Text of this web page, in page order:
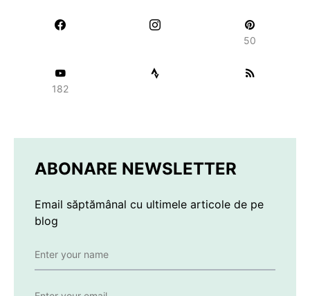
50
182
ABONARE NEWSLETTER
Email săptămânal cu ultimele articole de pe
blog